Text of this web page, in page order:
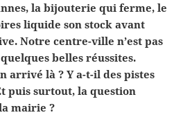
la bijouterie qui ferme, le
liquide son stock avant
Notre centre-ville n’est pas
belles réussites.
arrivé là ? Y a-t-il des pistes
puis surtout, la question
mairie ?